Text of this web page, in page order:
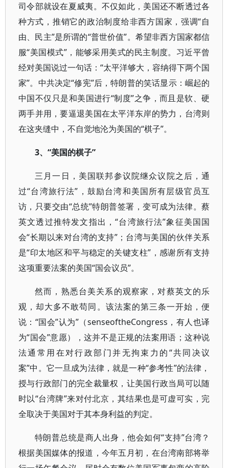
司令部就设在夏威夷。不仅如此，美国还不断透过各
种方式，推销它的政治制度给非西方国家，强调“自
由、民主”是所谓的“普世价值”。希望非西方国家都信
服“美国模式”，能够采用美式的民主制度。习近平曾
经对美国说过一句话：“太平洋够大，容纳得下两个国
家”。中共决定“修宪”后，特朗普的笑话显示：崛起的
中国不仅只是和美国进行“制度”之争，而且是软、硬
两手并用，要逼退美国在太平洋东岸的势力，台湾则
在这夹缝中，不自觉地沦为美国的“棋子”。
3、“美国的棋子”
三月一日，美国联邦参议院继众议院之后，通
过“台湾旅行法”，鼓励台湾和美国所有层级官员互
访，只要交由“总统”特朗普签署，变可成为法律。蔡
英文透过推特发文指出，“台湾旅行法”象征美国国
会“长期以来对台湾的支持”；台湾与美国的伙伴关系
是“印太地区和平与稳定的关键支柱”，感谢所有支持
这项重要法案的美国“国会议员”。
然而，熟悉台美关系的观察家，对蔡英文的乐
观，却大多不敢苟同。该法案的第三条一开始，便
说：“国会”认为”（senseoftheCongress，有人也译
为“国会”意愿），这并不是正规的法案用语；这种说
法通常用在对行政部门并无拘束力的“共同决议
案”中。它一旦成为法律，就是一种“参考性”的法律，
授与行政部门的完全裁量权，让美国行政当局可以随
时以“台湾牌”来对付北京，其结果也是可虚可实，完
全取决于美国对于其本身利益的判定。
特朗普总统是商人出身，他会如何“支持”台湾？
根据美国媒体的报道，今年五月初，在台湾南部将举